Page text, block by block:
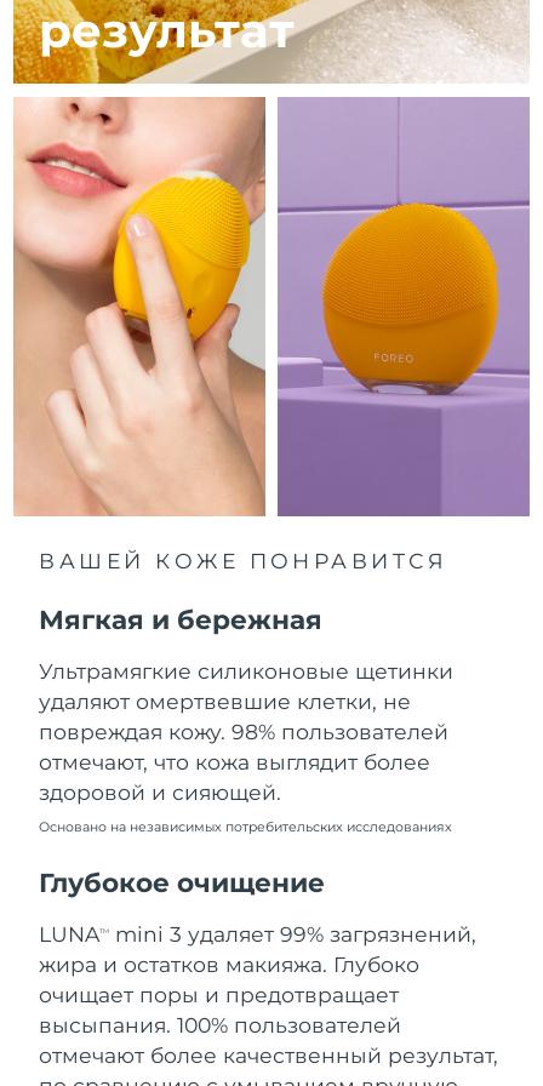
результат
ВАШЕЙ КОЖЕ ПОНРАВИТСЯ
Мягкая и бережная
Ультрамягкие силиконовые щетинки
удаляют омертвевшие клетки, не
повреждая кожу. 98% пользователей
отмечают, что кожа выглядит более
здоровой и сияющей.
Основано на независимых потребительских исследованиях
Глубокое очищение
LUNATM
mini 3 удаляет 99% загрязнений,
жира и остатков макияжа. Глубоко
очищает поры и предотвращает
высыпания. 100% пользователей
отмечают более качественный результат,
Израиль
Ожидаемая дата доставки
Италия
Япония
Ожидаемая дата доставки
8/12/26
Джерси
Ожидаемая дата доставки
8/14/26
Казахстан
Ожидаемая дата доставки
8/11/26
Кувейт
Латвия
Ливан
Ожидаемая дата доставки
Ожидаемая дата доставки
Люксембург
Ожидаемая дата доставки
Макао (САР)
Мальта
Ожидаемая дата доставки
8/9/26
Мексика
Ожидаемая дата доставки
Ожидаемая дата доставки